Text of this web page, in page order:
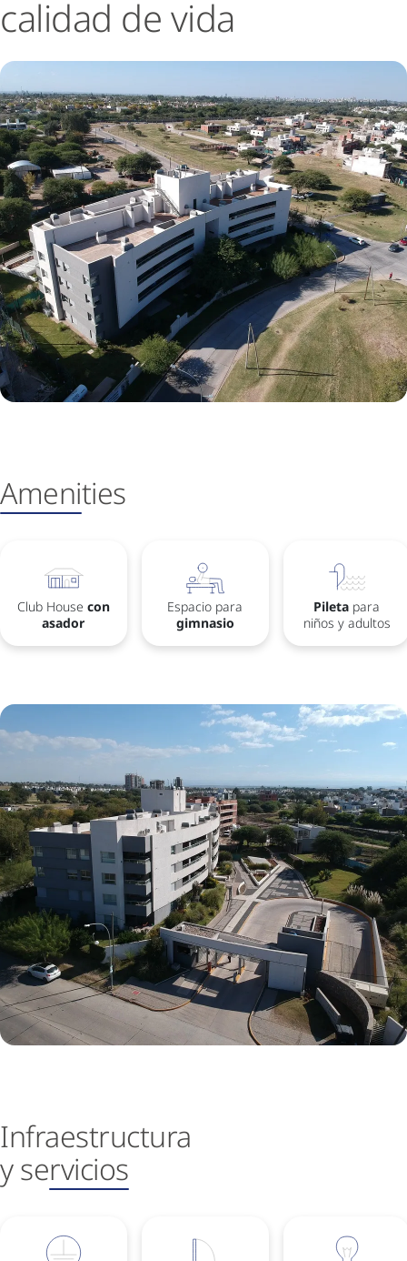
calidad de vida
Amenities
Club House con
asador
Espacio para
gimnasio
Pileta para
niños y adultos
Infraestructura
y servicios